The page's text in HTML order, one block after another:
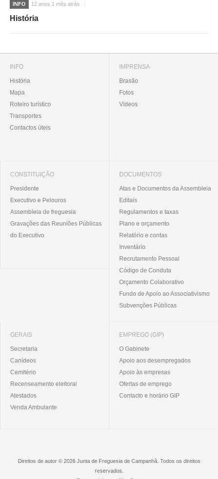
INFO 12 anos 1 mês atrás
História
INFO
História
Mapa
Roteiro turístico
Transportes
Contactos úteis
IMPRENSA
Brasão
Fotos
Vídeos
CONSTITUIÇÃO
Presidente
Executivo e Pelouros
Assembleia de freguesia
Gravações das Reuniões Públicas
do Executivo
DOCUMENTOS
Atas e Documentos da Assembleia
Editais
Regulamentos e taxas
Plano e orçamento
Relatório e contas
Inventário
Recrutamento Pessoal
Código de Conduta
Orçamento Colaborativo
Fundo de Apoio ao Associativismo
Subvenções Públicas
GERAIS
Secretaria
Canídeos
Cemitério
Recenseamento eleitoral
Atestados
Venda Ambulante
EMPREGO (GIP)
O Gabinete
Apoio aos desempregados
Apoio às empresas
Ofertas de emprego
Contacto e horário GIP
Direitos de autor © 2026 Junta de Freguesia de Campanhã. Todos os direitos
reservados.